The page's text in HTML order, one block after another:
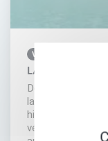
VÉLO
LA VIARHÔNA
Doucement
la rencontre des
historiques de la
véritable voie des